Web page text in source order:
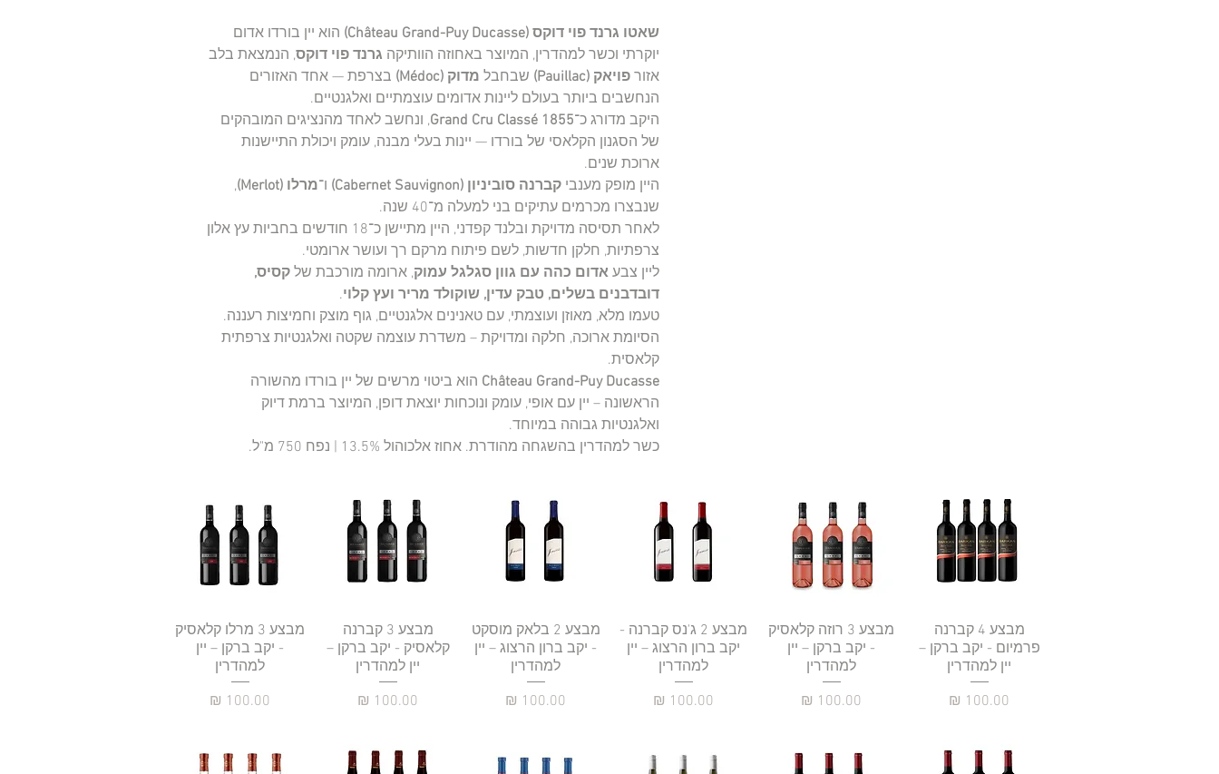
שאטו גרנד פוי דוקס (Château Grand-Puy Ducasse)
הוא יין בורדו אדום
יוקרתי וכשר למהדרין, המיוצר באחוזה הוותיקה גרנד פוי דוקס, הנמצאת בלב
אזור פויאק (Pauillac) שבחבל מדוק (Médoc)
בצרפת — אחד האזורים
הנחשבים ביותר בעולם ליינות אדומים עוצמתיים ואלגנטיים.
היקב מדורג כ־Grand Cru Classé 1855, ונחשב לאחד מהנציגים המובהקים
של הסגנון הקלאסי של בורדו — יינות בעלי מבנה, עומק ויכולת התיישנות
ארוכת שנים.
היין מופק מענבי קברנה סוביניון (Cabernet Sauvignon) ו־מרלו (Merlot)
,
שנבצרו מכרמים עתיקים בני למעלה מ־40 שנה.
לאחר תסיסה מדויקת ובלנד קפדני, היין מתיישן כ־18 חודשים בחביות עץ אלון
צרפתיות, חלקן חדשות, לשם פיתוח מרקם רך ועושר ארומטי.
ליין צבע אדום כהה עם גוון סגלגל עמוק, ארומה מורכבת של קסיס,
דובדבנים בשלים, טבק עדין, שוקולד מריר ועץ קלוי.
טעמו מלא, מאוזן ועוצמתי, עם טאנינים אלגנטיים, גוף מוצק וחמיצות רעננה.
הסיומת ארוכה, חלקה ומדויקת – משדרת עוצמה שקטה ואלגנטיות צרפתית
קלאסית.
Château Grand-Puy Ducasse הוא ביטוי מרשים של יין בורדו מהשורה
הראשונה – יין עם אופי, עומק ונוכחות יוצאת דופן, המיוצר ברמת דיוק
ואלגנטיות גבוהה במיוחד.
כשר למהדרין בהשגחה מהודרת. אחוז אלכוהול ‎13.5%‎ | נפח ‎750 מ"ל‎.
תצוגה מהירה
מבצע 4 קברנה
פרמיום - יקב ברקן –
יין למהדרין
מחיר
תצוגה מהירה
מבצע 3 רוזה קלאסיק
- יקב ברקן – יין
למהדרין
מחיר
תצוגה מהירה
מבצע 2 ג'נס קברנה -
יקב ברון הרצוג – יין
למהדרין
מחיר
תצוגה מהירה
מבצע 2 בלאק מוסקט
- יקב ברון הרצוג – יין
למהדרין
מחיר
תצוגה מהירה
מבצע 3 קברנה
קלאסיק - יקב ברקן –
יין למהדרין
מחיר
תצוגה מהירה
מבצע 3 מרלו קלאסיק
- יקב ברקן – יין
למהדרין
מחיר